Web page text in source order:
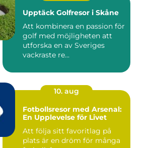
Upptäck Golfresor i Skåne
Att kombinera en passion för
golf med möjligheten att
utforska en av Sveriges
vackraste re...
10. aug
Fotbollsresor med Arsenal:
En Upplevelse för Livet
Att följa sitt favoritlag på
plats är en dröm för många